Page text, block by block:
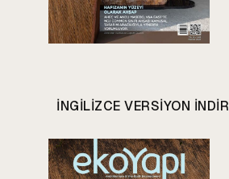
INGILIZCE VERSIYON INDIR